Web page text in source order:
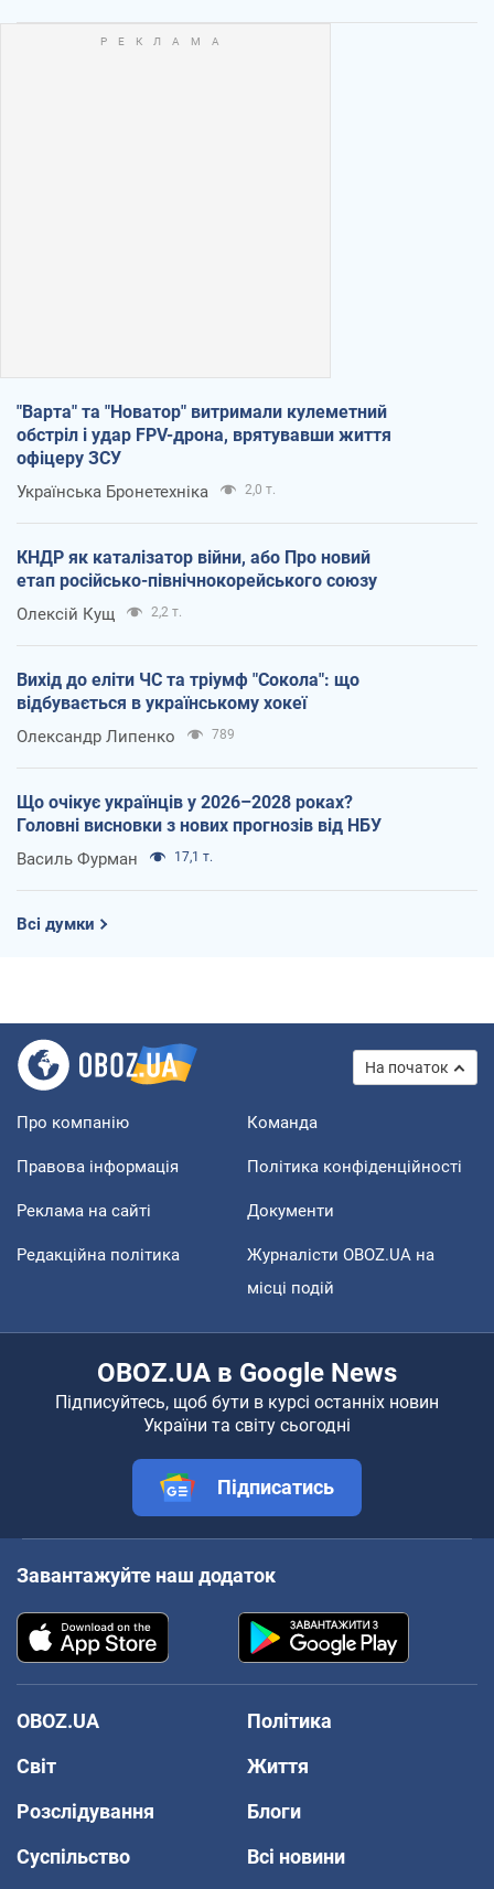
"Варта" та "Новатор" витримали кулеметний
обстріл і удар FPV-дрона, врятувавши життя
офіцеру ЗСУ
Українська Бронетехніка 2,0 т.
КНДР як каталізатор війни, або Про новий
етап російсько-північнокорейського союзу
Олексій Кущ 2,2 т.
Вихід до еліти ЧС та тріумф "Сокола": що
відбувається в українському хокеї
Олександр Липенко 789
Що очікує українців у 2026–2028 роках?
Головні висновки з нових прогнозів від НБУ
Василь Фурман 17,1 т.
Всі думки
На початок
Про компанію Команда
Правова інформація Політика конфіденційності
Реклама на сайті Документи
Редакційна політика
Журналісти OBOZ.UA на
місці подій
OBOZ.UA в Google News
Підписуйтесь, щоб бути в курсі останніх новин
України та світу сьогодні
Підписатись
Завантажуйте наш додаток
OBOZ.UA
Політика
Світ
Життя
Розслідування
Блоги
Суспільство
Всі новини